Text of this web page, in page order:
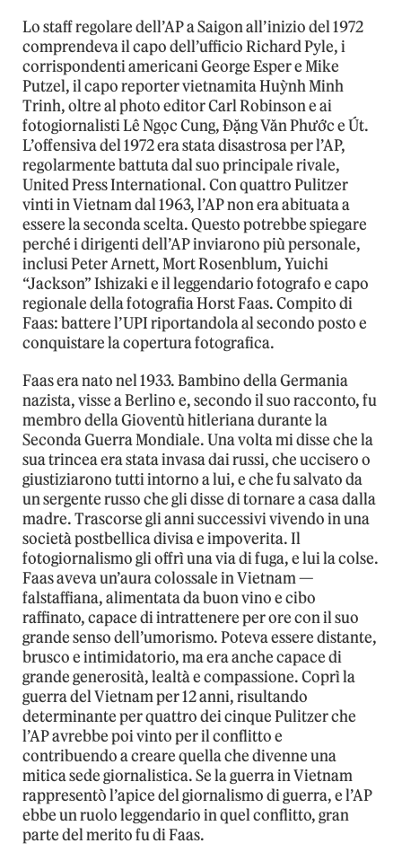
Lo staff regolare dell’AP a Saigon all’inizio del 1972
comprendeva il capo dell’ufficio Richard Pyle, i
corrispondenti americani George Esper e Mike
Putzel, il capo reporter vietnamita Huỳnh Minh
Trinh, oltre al photo editor Carl Robinson e ai
fotogiornalisti Lê Ngọc Cung, Đặng Văn Phước e Út.
L’offensiva del 1972 era stata disastrosa per l’AP,
regolarmente battuta dal suo principale rivale,
United Press International. Con quattro Pulitzer
vinti in Vietnam dal 1963, l’AP non era abituata a
essere la seconda scelta. Questo potrebbe spiegare
perché i dirigenti dell’AP inviarono più personale,
inclusi Peter Arnett, Mort Rosenblum, Yuichi
“Jackson” Ishizaki e il leggendario fotografo e capo
regionale della fotografia Horst Faas. Compito di
Faas: battere l’UPI riportandola al secondo posto e
conquistare la copertura fotografica.
Faas era nato nel 1933. Bambino della Germania
nazista, visse a Berlino e, secondo il suo racconto, fu
membro della Gioventù hitleriana durante la
Seconda Guerra Mondiale. Una volta mi disse che la
sua trincea era stata invasa dai russi, che uccisero o
giustiziarono tutti intorno a lui, e che fu salvato da
un sergente russo che gli disse di tornare a casa dalla
madre. Trascorse gli anni successivi vivendo in una
società postbellica divisa e impoverita. Il
fotogiornalismo gli offrì una via di fuga, e lui la colse.
Faas aveva un’aura colossale in Vietnam —
falstaffiana, alimentata da buon vino e cibo
raffinato, capace di intrattenere per ore con il suo
grande senso dell’umorismo. Poteva essere distante,
brusco e intimidatorio, ma era anche capace di
grande generosità, lealtà e compassione. Coprì la
guerra del Vietnam per 12 anni, risultando
determinante per quattro dei cinque Pulitzer che
l’AP avrebbe poi vinto per il conflitto e
contribuendo a creare quella che divenne una
mitica sede giornalistica. Se la guerra in Vietnam
rappresentò l’apice del giornalismo di guerra, e l’AP
ebbe un ruolo leggendario in quel conflitto, gran
parte del merito fu di Faas.